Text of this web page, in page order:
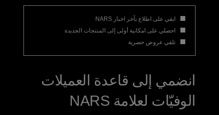
ابقي على اطلاع بآخر اخبار NARS
احصلي على امكانية أولى إلى المنتجات الجديدة
تلقي عروض حصرية
انضمي إلى قاعدة العميلات
الوفيّات لعلامة NARS